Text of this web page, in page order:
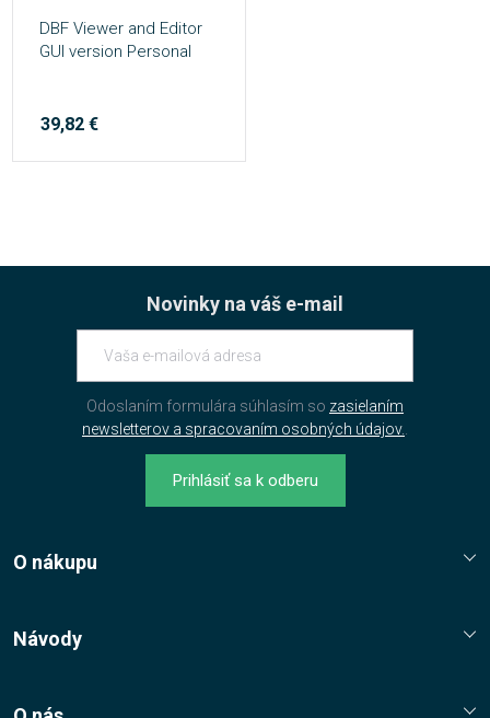
DBF Viewer and Editor
GUI version Personal
39,82 €
Novinky na váš e-mail
Odoslaním formulára súhlasím so zasielaním
newsletterov a spracovaním osobných údajov.
Prihlásiť sa k odberu
O nákupu
Jak nakupovat?
Návody